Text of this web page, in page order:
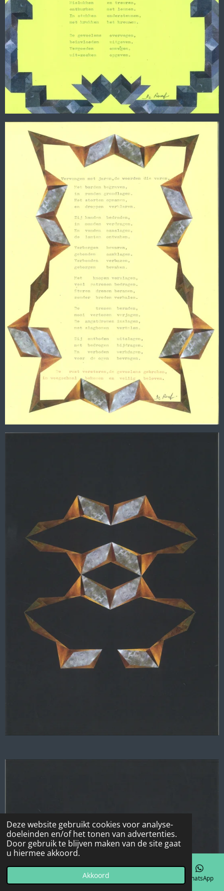
Deze website gebruikt cookies voor analyse-
doeleinden en/of het tonen van advertenties.
Door gebruik te blijven maken van de site gaat
u hiermee akkoord.
Akkoord
Telefoonnummer WhatsApp